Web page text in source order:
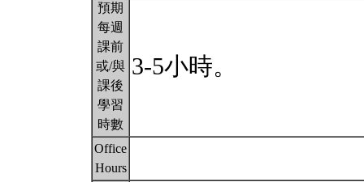
預期
每週
課前
或/與
課後
學習
時數
3-5小時。
Office
Hours